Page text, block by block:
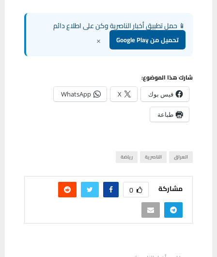
📱 حمل تطبيق أخبار الناصرية وكن على اطلاع دائم
تحميل من Google Play ×
شارك هذا الموضوع:
فيس بوك X
WhatsApp
طباعة
العراق الناصرية رياضة
مشاركة 0